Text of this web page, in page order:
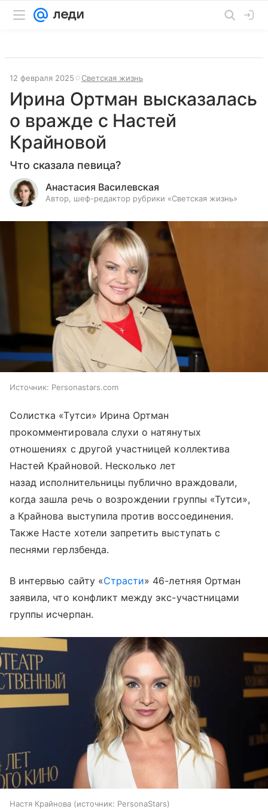
12 февраля 2025 Светская жизнь
Ирина Ортман высказалась
о вражде с Настей
Крайновой
Что сказала певица?
Анастасия Василевская
Автор, шеф-редактор рубрики «Светская жизнь»
Источник: Personastars.com
Солистка «Тутси» Ирина Ортман
прокомментировала слухи о натянутых
отношениях с другой участницей коллектива
Настей Крайновой. Несколько лет
назад исполнительницы публично враждовали,
когда зашла речь о возрождении группы «Тутси»,
а Крайнова выступила против воссоединения.
Также Насте хотели запретить выступать с
песнями герлзбенда.
В интервью сайту «Страсти» 46-летняя Ортман
заявила, что конфликт между экс-участницами
группы исчерпан.
Настя Крайнова источник: PersonaStars